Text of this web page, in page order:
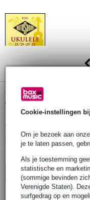
Cookie-instellingen
Om je bezoek aan
je te laten passen,
Als je toestemming
statistische en
(sommige bevinden
Verenigde Staten).
surfgedrag op en
Adviesprijs € 11,20
€ 5,95
Nog 7 stuks op voorraad